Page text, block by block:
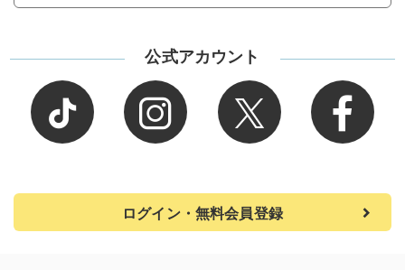
公式アカウント
ログイン・無料会員登録